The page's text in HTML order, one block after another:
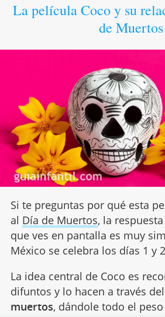
La película Coco y su
de Muertos
Si te preguntas por qué esta
al Día de Muertos, la
que ves en pantalla es muy
México se celebra los días 1 y
La idea central de Coco es
difuntos y lo hacen a través del
muertos, dándole todo el